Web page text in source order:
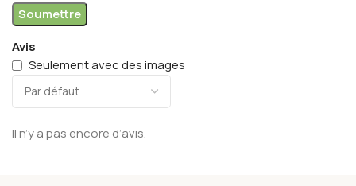
Avis
Seulement avec des images
Il n’y a pas encore d’avis.